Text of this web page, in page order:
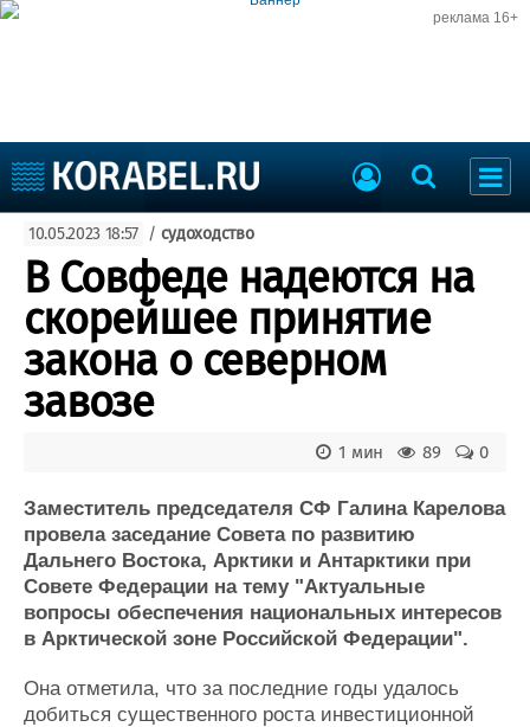
реклама 16+
Судоходство
Судоремонт
События
Порты
Рыболовство
ВМФ
Яхты и катера
Еще
Пульс
Новости
Компании
Репутация
Работа
Крюинг
Реклама
Доска объявлений
Продажа флота
Оборудование
Изделия
Материалы
Услуги
10.05.2023 18:57 / судоходство
В Совфеде надеются на
скорейшее принятие
закона о северном
завозе
0
89
1 мин
Заместитель председателя СФ Галина Карелова
провела заседание Совета по развитию
Дальнего Востока, Арктики и Антарктики при
Совете Федерации на тему "Актуальные
вопросы обеспечения национальных интересов
в Арктической зоне Российской Федерации".
Она отметила, что за последние годы удалось
добиться существенного роста инвестиционной